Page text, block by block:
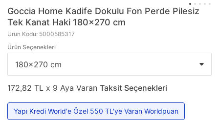
Goccia Home Kadife Dokulu Fon Perde Pilesiz
Tek Kanat Haki 180x270 cm
Ürün Kodu: 5000585317
Ürün Seçenekleri
172,82 TL x 9 Aya Varan Taksit Seçenekleri
Yapı Kredi World'e Özel 550 TL'ye Varan Worldpuan